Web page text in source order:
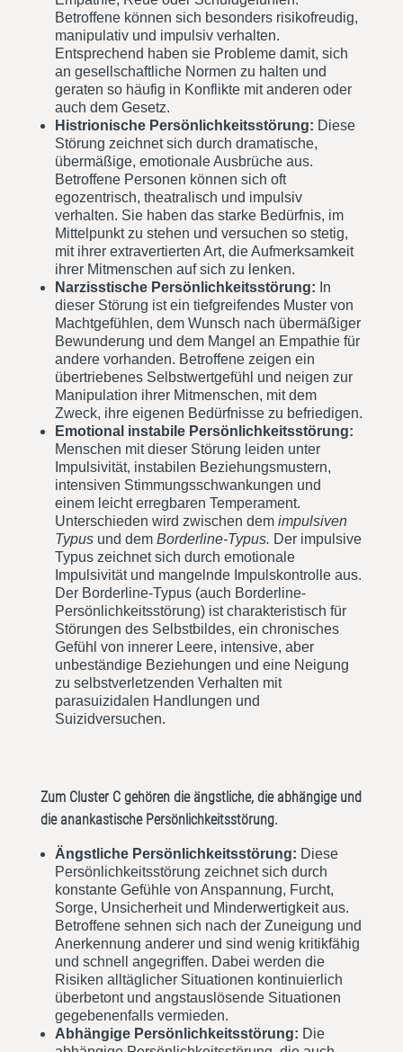
Betroffene können sich besonders risikofreudig,
manipulativ und impulsiv verhalten.
Entsprechend haben sie Probleme damit, sich
an gesellschaftliche Normen zu halten und
geraten so häufig in Konflikte mit anderen oder
auch dem Gesetz.
Histrionische Persönlichkeitsstörung: Diese
Störung zeichnet sich durch dramatische,
übermäßige, emotionale Ausbrüche aus.
Betroffene Personen können sich oft
egozentrisch, theatralisch und impulsiv
verhalten. Sie haben das starke Bedürfnis, im
Mittelpunkt zu stehen und versuchen so stetig,
mit ihrer extravertierten Art, die Aufmerksamkeit
ihrer Mitmenschen auf sich zu lenken.
Narzisstische Persönlichkeitsstörung: In
dieser Störung ist ein tiefgreifendes Muster von
Machtgefühlen, dem Wunsch nach übermäßiger
Bewunderung und dem Mangel an Empathie für
andere vorhanden. Betroffene zeigen ein
übertriebenes Selbstwertgefühl und neigen zur
Manipulation ihrer Mitmenschen, mit dem
Zweck, ihre eigenen Bedürfnisse zu befriedigen.
Emotional instabile Persönlichkeitsstörung:
Menschen mit dieser Störung leiden unter
Impulsivität, instabilen Beziehungsmustern,
intensiven Stimmungsschwankungen und
einem leicht erregbaren Temperament.
Unterschieden wird zwischen dem impulsiven
Typus und demBorderline-Typus. Der impulsive
Typus zeichnet sich durch emotionale
Impulsivität und mangelnde Impulskontrolle aus.
Der Borderline-Typus (auch Borderline-
Persönlichkeitsstörung) ist charakteristisch für
Störungen des Selbstbildes, ein chronisches
Gefühl von innerer Leere, intensive, aber
unbeständige Beziehungen und eine Neigung
zu selbstverletzenden Verhalten mit
parasuizidalen Handlungen und
Suizidversuchen.
Zum Cluster C gehören die ängstliche, die abhängige und
die anankastische Persönlichkeitsstörung.
Ängstliche Persönlichkeitsstörung: Diese
Persönlichkeitsstörung zeichnet sich durch
konstante Gefühle von Anspannung, Furcht,
Sorge, Unsicherheit und Minderwertigkeit aus.
Betroffene sehnen sich nach der Zuneigung und
Anerkennung anderer und sind wenig kritikfähig
und schnell angegriffen. Dabei werden die
Risiken alltäglicher Situationen kontinuierlich
überbetont und angstauslösende Situationen
gegebenenfalls vermieden.
Abhängige Persönlichkeitsstörung: Die